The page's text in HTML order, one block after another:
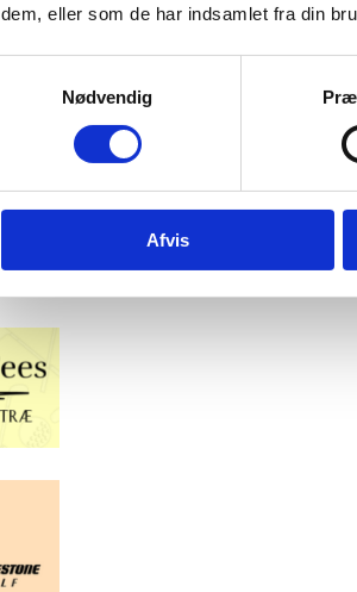
dem, eller som de har indsamlet fra din
Nødvendig
Afvis